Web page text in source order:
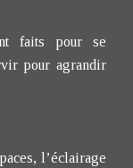
faits pour se
pour agrandir
l’éclairage